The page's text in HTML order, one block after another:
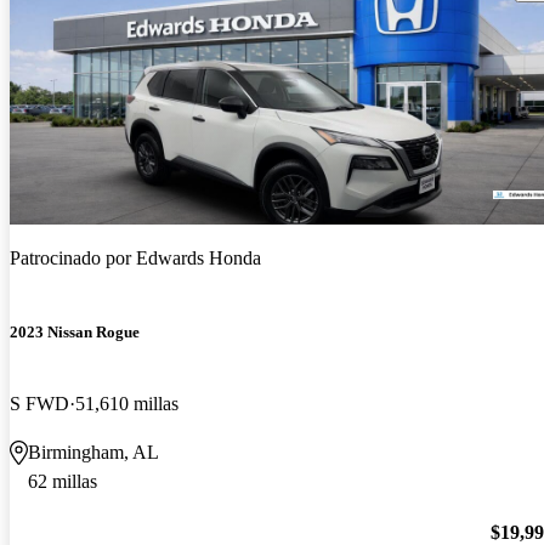
Patrocinado porEdwards Honda
2023 Nissan Rogue
S FWD 51,610 millas
Birmingham, AL
62 millas